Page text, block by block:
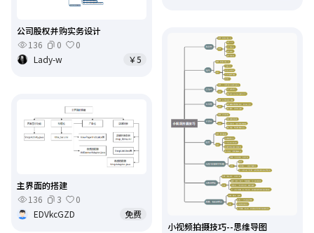
公司股权并购实务设计
136
0
0
Lady-w
￥5
小视频拍摄技巧--思维导图
主界面的搭建
136
3
0
EDVkcGZD
免费